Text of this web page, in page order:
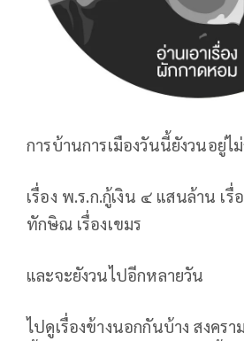
การบ้านการเมืองวันนี้ยังวนอยู่ไ
เรื่อง พ.ร.ก.กู้เงิน ๔ แสนล้าน เ
ทักษิณ เรื่องเขมร
และจะยังวนไปอีกหลายวัน
ไปดูเรื่องข้างนอกกันบ้าง สงคร